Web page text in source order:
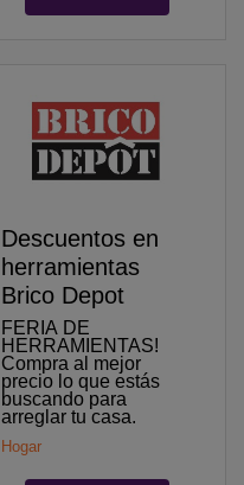
Descuentos en
herramientas
Brico Depot
FERIA DE
HERRAMIENTAS!
Compra al mejor
precio lo que estás
buscando para
arreglar tu casa.
Hogar